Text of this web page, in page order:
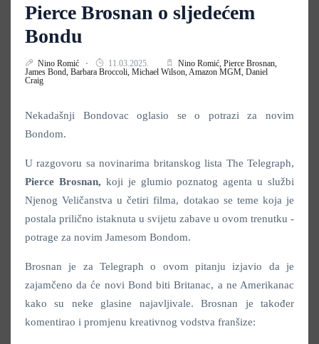
Pierce Brosnan o sljedećem
Bondu
Nino Romić 11.03.2025. Nino Romić, Pierce Brosnan,
James Bond, Barbara Broccoli, Michael Wilson, Amazon MGM, Daniel
Craig
Nekadašnji Bondovac oglasio se o potrazi za novim
Bondom.
U razgovoru sa novinarima britanskog lista The Telegraph,
Pierce Brosnan, koji je glumio poznatog agenta u službi
Njenog Veličanstva u četiri filma, dotakao se teme koja je
postala prilično istaknuta u svijetu zabave u ovom trenutku -
potrage za novim Jamesom Bondom.
Brosnan je za Telegraph o ovom pitanju izjavio da je
zajamčeno da će novi Bond biti Britanac, a ne Amerikanac
kako su neke glasine najavljivale. Brosnan je također
komentirao i promjenu kreativnog vodstva franšize: